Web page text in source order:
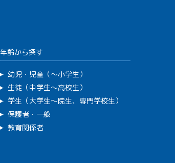
年齢から探す
幼児・児童（～小学生）
生徒（中学生～高校生）
学生（大学生～院生、専門学校生）
保護者・一般
教育関係者